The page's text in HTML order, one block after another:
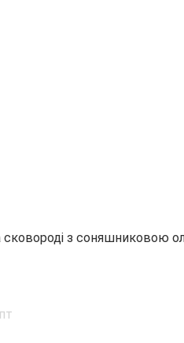
з соняшниковою